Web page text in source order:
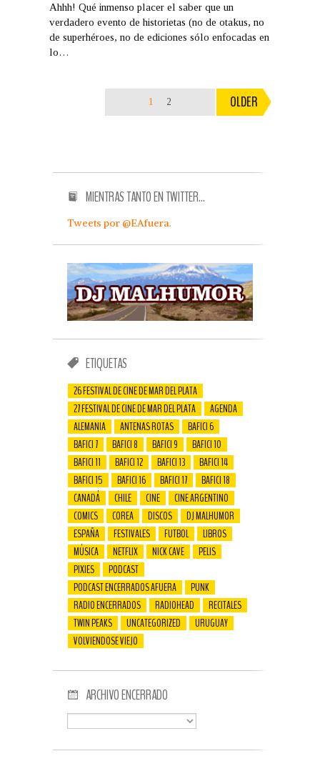
Ahhh! Qué inmenso placer el saber que un
verdadero evento de historietas (no de otakus, no
de superhéroes, no de ediciones sólo enfocadas en
lo…
1 2 OLDER
MIENTRAS TANTO EN TWITTER…
Tweets por @EAfuera.
ETIQUETAS
26 FESTIVAL DE CINE DE MAR DEL PLATA
27 FESTIVAL DE CINE DE MAR DEL PLATA
AGENDA
ALEMANIA
ANTENAS ROTAS
BAFICI 6
BAFICI 7
BAFICI 8 BAFICI 9
BAFICI 10
BAFICI 11
BAFICI 12 BAFICI 13
BAFICI 14
BAFICI 15
BAFICI 16 BAFICI 17
BAFICI 18
CANADÁ
CHILE CINE
CINE ARGENTINO
COMICS
COREA DISCOS
DJ MALHUMOR
ESPAÑA
FESTIVALES FUTBOL
LIBROS
MÚSICA
NETFLIX NICK CAVE
PELIS
PIXIES
PODCAST
PODCAST ENCERRADOS AFUERA
PUNK
RADIO ENCERRADOS
RADIOHEAD
RECITALES
TWIN PEAKS
UNCATEGORIZED
URUGUAY
VOLVIENDOSE VIEJO
ARCHIVO ENCERRADO